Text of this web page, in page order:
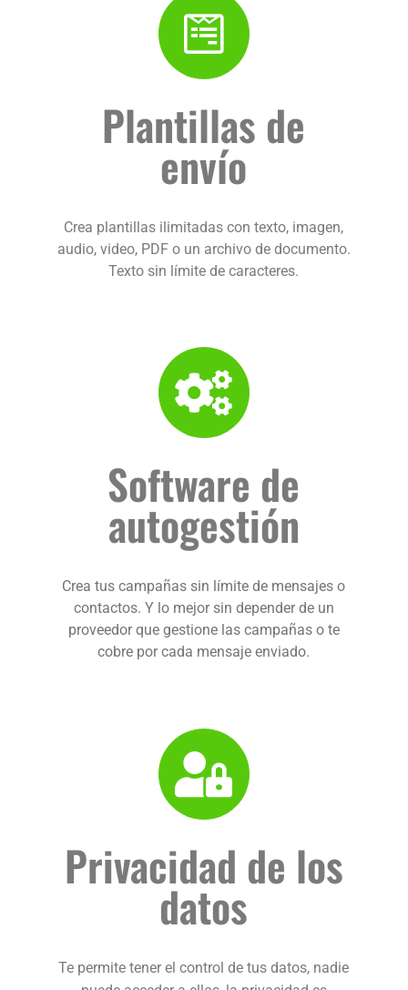
Plantillas de
envío
Crea plantillas ilimitadas con texto, imagen,
audio, video, PDF o un archivo de documento.
Texto sin límite de caracteres.
Software de
autogestión
Crea tus campañas sin límite de mensajes o
contactos. Y lo mejor sin depender de un
proveedor que gestione las campañas o te
cobre por cada mensaje enviado.
Privacidad de los
datos
Te permite tener el control de tus datos, nadie